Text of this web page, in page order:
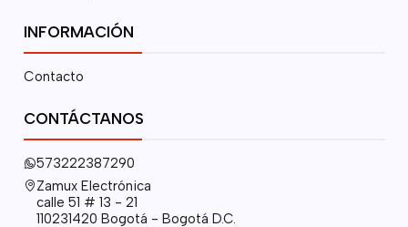
INFORMACIÓN
Contacto
CONTÁCTANOS
573222387290
Zamux Electrónica
calle 51 # 13 - 21
110231420 Bogotá - Bogotá D.C.